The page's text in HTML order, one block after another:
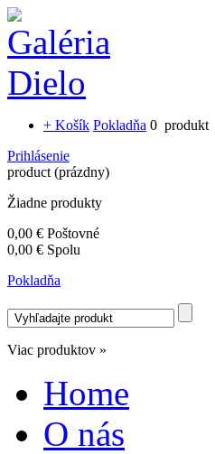
+ Košík Pokladňa 0 produkt
Prihlásenie
product (prázdny)
Žiadne produkty
0,00 € Poštovné
0,00 € Spolu
Pokladňa
Viac produktov »
Home
O nás